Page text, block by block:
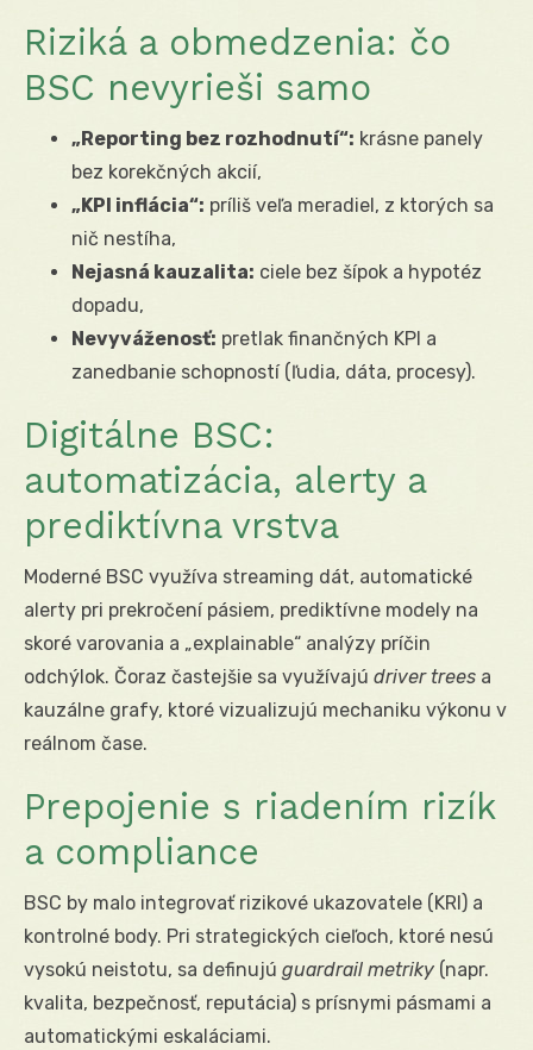
Riziká a obmedzenia: čo
BSC nevyrieši samo
„Reporting bez rozhodnutí“: krásne panely
bez korekčných akcií,
„KPI inflácia“: príliš veľa meradiel, z ktorých sa
nič nestíha,
Nejasná kauzalita: ciele bez šípok a hypotéz
dopadu,
Nevyváženosť: pretlak finančných KPI a
zanedbanie schopností (ľudia, dáta, procesy).
Digitálne BSC:
automatizácia, alerty a
prediktívna vrstva
Moderné BSC využíva streaming dát, automatické
alerty pri prekročení pásiem, prediktívne modely na
skoré varovania a „explainable“ analýzy príčin
odchýlok. Čoraz častejšie sa využívajú driver trees a
kauzálne grafy, ktoré vizualizujú mechaniku výkonu v
reálnom čase.
Prepojenie s riadením rizík
a compliance
BSC by malo integrovať rizikové ukazovatele (KRI) a
kontrolné body. Pri strategických cieľoch, ktoré nesú
vysokú neistotu, sa definujú guardrail metriky (napr.
kvalita, bezpečnosť, reputácia) s prísnymi pásmami a
automatickými eskaláciami.